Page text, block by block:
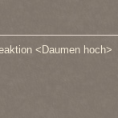
<Daumen hoch>